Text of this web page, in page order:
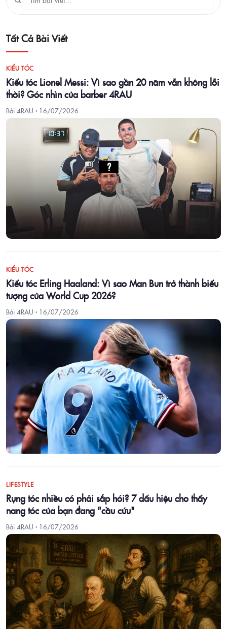
Tất Cả Bài Viết
KIỂU TÓC
Kiểu tóc Lionel Messi: Vì sao gần 20 năm vẫn không lỗi
thời? Góc nhìn của barber 4RAU
Bởi 4RAU · 16/07/2026
KIỂU TÓC
Kiểu tóc Erling Haaland: Vì sao Man Bun trở thành biểu
tượng của World Cup 2026?
Bởi 4RAU · 16/07/2026
LIFESTYLE
Rụng tóc nhiều có phải sắp hói? 7 dấu hiệu cho thấy
nang tóc của bạn đang "cầu cứu"
Bởi 4RAU · 16/07/2026